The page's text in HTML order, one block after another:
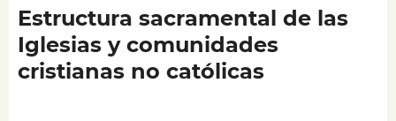
Estructura sacramental de las
Iglesias y comunidades
cristianas no católicas